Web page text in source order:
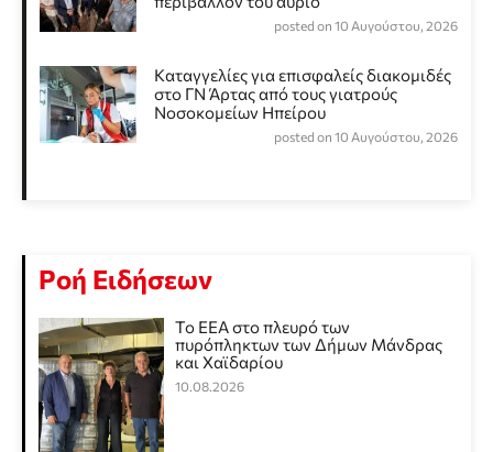
posted on 10 Αυγούστου, 2026
Καταγγελίες για επισφαλείς διακομιδές
στο ΓΝ Άρτας από τους γιατρούς
Νοσοκομείων Ηπείρου
posted on 10 Αυγούστου, 2026
Ροή Ειδήσεων
Το ΕΕΑ στο πλευρό των
πυρόπληκτων των Δήμων Μάνδρας
και Χαϊδαρίου
10.08.2026